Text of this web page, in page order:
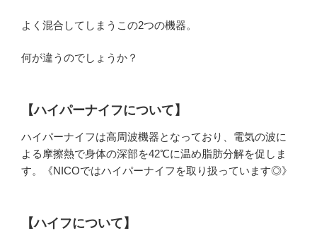
よく混合してしまうこの2つの機器。
何が違うのでしょうか？
【ハイパーナイフについて】
ハイパーナイフは高周波機器となっており、電気の波に
よる摩擦熱で身体の深部を42℃に温め脂肪分解を促しま
す。《NICOではハイパーナイフを取り扱っています◎》
【ハイフについて】